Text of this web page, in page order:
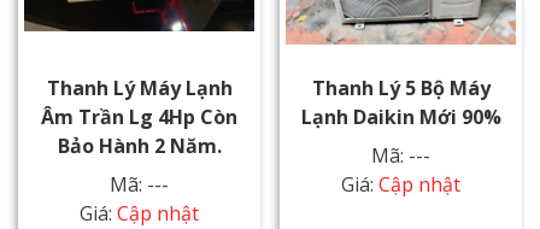
Thanh Lý Máy Lạnh
Âm Trần Lg 4Hp Còn
Bảo Hành 2 Năm.
Mã: ---
Giá: Cập nhật
Thanh Lý 5 Bộ Máy
Lạnh Daikin Mới 90%
Mã: ---
Giá: Cập nhật